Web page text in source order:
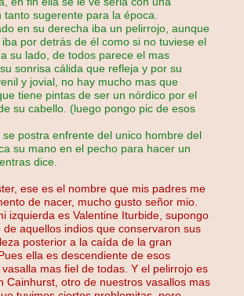
tanto sugerente para la época.
en su derecha iba un pelirrojo, aunque
por detrás de él como si no tuviese el
su lado, de todos parece el mas
sonrisa cálida que refleja y por su
y jovial, no hay mucho mas que
tiene pintas de ser un nórdico por el
su cabello. (luego pongo pic de esos
se postra enfrente del unico hombre del
su mano en el pecho para hacer un
dice.
ese es el nombre que mis padres me
de nacer, mucho gusto señor mio.
izquierda es Valentine Iturbide, supongo
de aquellos indios que conservaron sus
posterior a la caída de la gran
ella es descendiente de esos
mas fiel de todas. Y el pelirrojo es
Cainhurst, otro de nuestros vasallos mas